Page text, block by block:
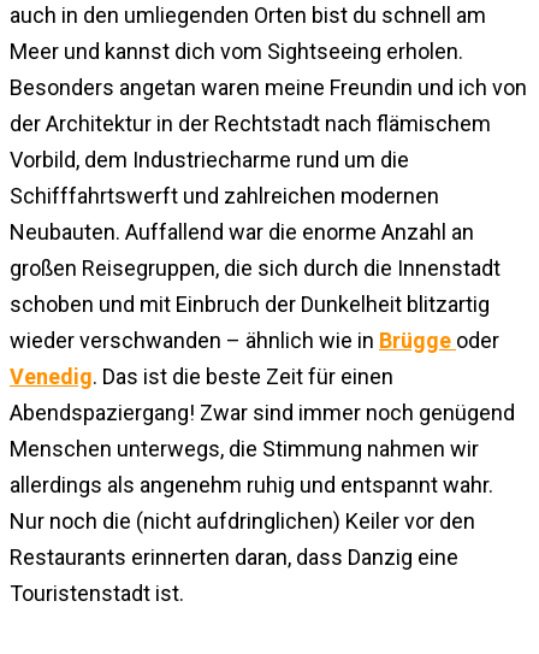
auch in den umliegenden Orten bist du schnell am
Meer und kannst dich vom Sightseeing erholen.
Besonders angetan waren meine Freundin und ich von
der Architektur in der Rechtstadt nach flämischem
Vorbild, dem Industriecharme rund um die
Schifffahrtswerft und zahlreichen modernen
Neubauten. Auffallend war die enorme Anzahl an
großen Reisegruppen, die sich durch die Innenstadt
schoben und mit Einbruch der Dunkelheit blitzartig
wieder verschwanden – ähnlich wie in Brügge oder
Venedig. Das ist die beste Zeit für einen
Abendspaziergang! Zwar sind immer noch genügend
Menschen unterwegs, die Stimmung nahmen wir
allerdings als angenehm ruhig und entspannt wahr.
Nur noch die (nicht aufdringlichen) Keiler vor den
Restaurants erinnerten daran, dass Danzig eine
Touristenstadt ist.